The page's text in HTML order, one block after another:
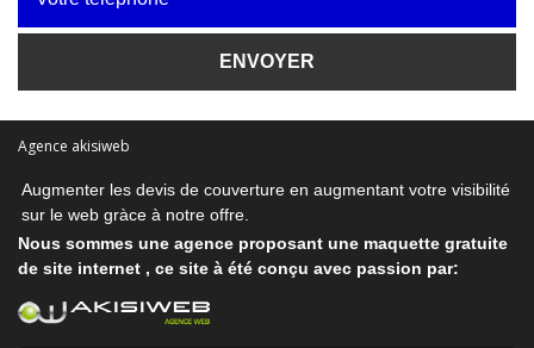
Agence akisiweb
Augmenter les devis de couverture en augmentant votre visibilité
sur le web gràce à notre offre.
Nous sommes une agence proposant une maquette gratuite
de site internet , ce site à été conçu avec passion par: